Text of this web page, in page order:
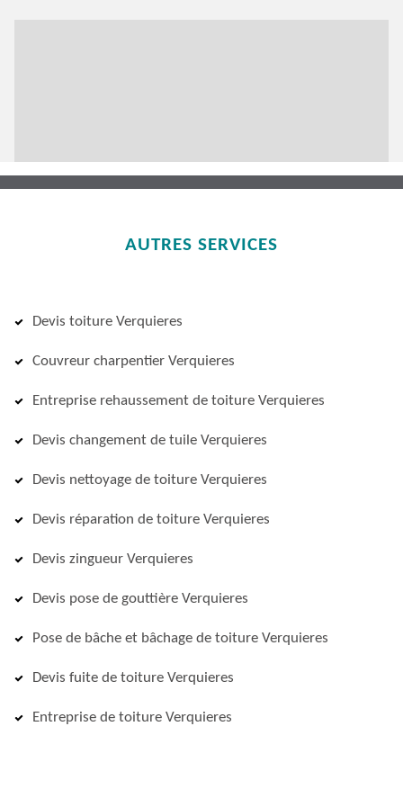
AUTRES SERVICES
Devis toiture Verquieres
Couvreur charpentier Verquieres
Entreprise rehaussement de toiture Verquieres
Devis changement de tuile Verquieres
Devis nettoyage de toiture Verquieres
Devis réparation de toiture Verquieres
Devis zingueur Verquieres
Devis pose de gouttière Verquieres
Pose de bâche et bâchage de toiture Verquieres
Devis fuite de toiture Verquieres
Entreprise de toiture Verquieres